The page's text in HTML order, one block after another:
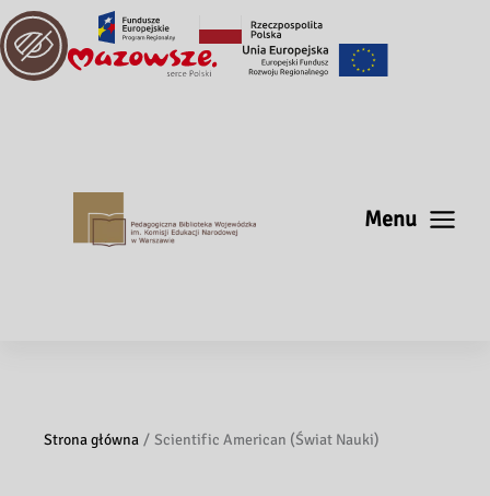
Menu
Strona główna Scientific American (Świat Nauki)